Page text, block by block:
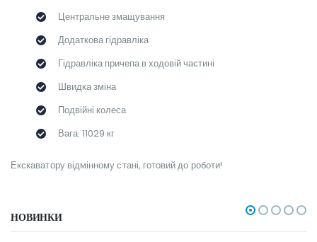
Центральне змащування
Додаткова гідравліка
Гідравліка причепа в ходовій частині
Швидка зміна
Подвійні колеса
Вага: 11029 кг
Екскаватору відмінному стані, готовий до роботи!
НОВИНКИ